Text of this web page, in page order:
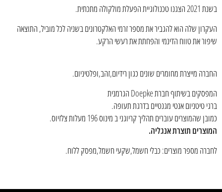
בשנת 2021 הצגנו טכנולוגיית הפעלת מולקולה מתכתית.
העקרון שלה הוא להגביר את מספר זרמי האלקטרונים בשניה לכל מוביל, התוצאה
שיפור את טווח הדינמי והפחתת את רעשי הרקע.
החברה מייצרת מחומרים שונים כגון רידיום,זהב,ופלטיניום.
המפסקים בשיתוף חברת Doepke הגרמנית
ברגי טיטניום אנטי מגנטיים בדרגת תעופה.
כמובן שהמוצרים עוברים תהליך קריוגני ב מינוס 196 מעלות צלזיוס.
המוצרים תוצרת אנגליה.
לחברה מספר מוצרים: כבלי חשמל,שקעי חשמל,מפסק ללוח.